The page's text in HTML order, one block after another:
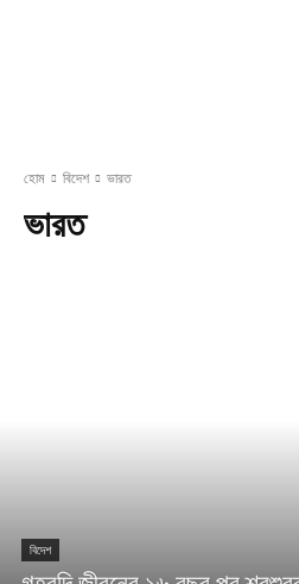
হোম বিদেশ ভারত
ভারত
বিদেশ